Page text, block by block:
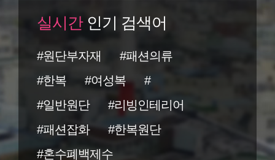
실시간인기 검색어
#원단부자재
#패션의류
#한복
#여성복
#
#일반원단
#리빙인테리어
#패션잡화
#한복원단
#혼수폐백제수